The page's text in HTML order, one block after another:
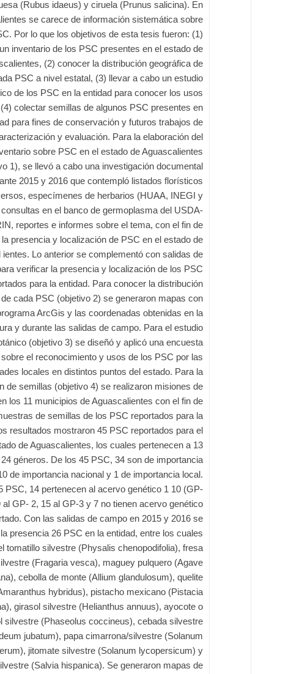
(Rubus idaeus) y ciruela (Prunus salicina). En
se carece de información sistemática sobre
Por lo que los objetivos de esta tesis fueron: (1)
inventario de los PSC presentes en el estado de
(2) conocer la distribución geográfica de
PSC a nivel estatal, (3) llevar a cabo un estudio
de los PSC en la entidad para conocer los usos
colectar semillas de algunos PSC presentes en
para fines de conservación y futuros trabajos de
y evaluación. Para la elaboración del
sobre PSC en el estado de Aguascalientes
1), se llevó a cabo una investigación documental
2015 y 2016 que contempló listados florísticos
especímenes de herbarios (HUAA, INEGI y
en el banco de germoplasma del USDA-
reportes e informes sobre el tema, con el fin de
la presencia y localización de PSC en el estado de
ientes. Lo anterior se complementó con salidas de
verificar la presencia y localización de los PSC
para la entidad. Para conocer la distribución
cada PSC (objetivo 2) se generaron mapas con
ArcGis y las coordenadas obtenidas en la
y durante las salidas de campo. Para el estudio
(objetivo 3) se diseñó y aplicó una encuesta
sobre el reconocimiento y usos de los PSC por las
locales en distintos puntos del estado. Para la
de semillas (objetivo 4) se realizaron misiones de
los 11 municipios de Aguascalientes con el fin de
de semillas de los PSC reportados para la
resultados mostraron 45 PSC reportados para el
de Aguascalientes, los cuales pertenecen a 13
géneros. De los 45 PSC, 34 son de importancia
de importancia nacional y 1 de importancia local.
PSC, 14 pertenecen al acervo genético 1 10 (GP-
al GP- 2, 15 al GP-3 y 7 no tienen acervo genético
Con las salidas de campo en 2015 y 2016 se
presencia 26 PSC en la entidad, entre los cuales
tomatillo silvestre (Physalis chenopodifolia), fresa
(Fragaria vesca), maguey pulquero (Agave
cebolla de monte (Allium glandulosum), quelite
hybridus), pistacho mexicano (Pistacia
girasol silvestre (Helianthus annuus), ayocote o
silvestre (Phaseolus coccineus), cebada silvestre
jubatum), papa cimarrona/silvestre (Solanum
jitomate silvestre (Solanum lycopersicum) y
(Salvia hispanica). Se generaron mapas de